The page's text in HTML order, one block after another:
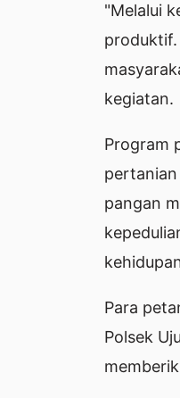
"Melalui
kegiatan.
Program
pangan
Para
Polsek